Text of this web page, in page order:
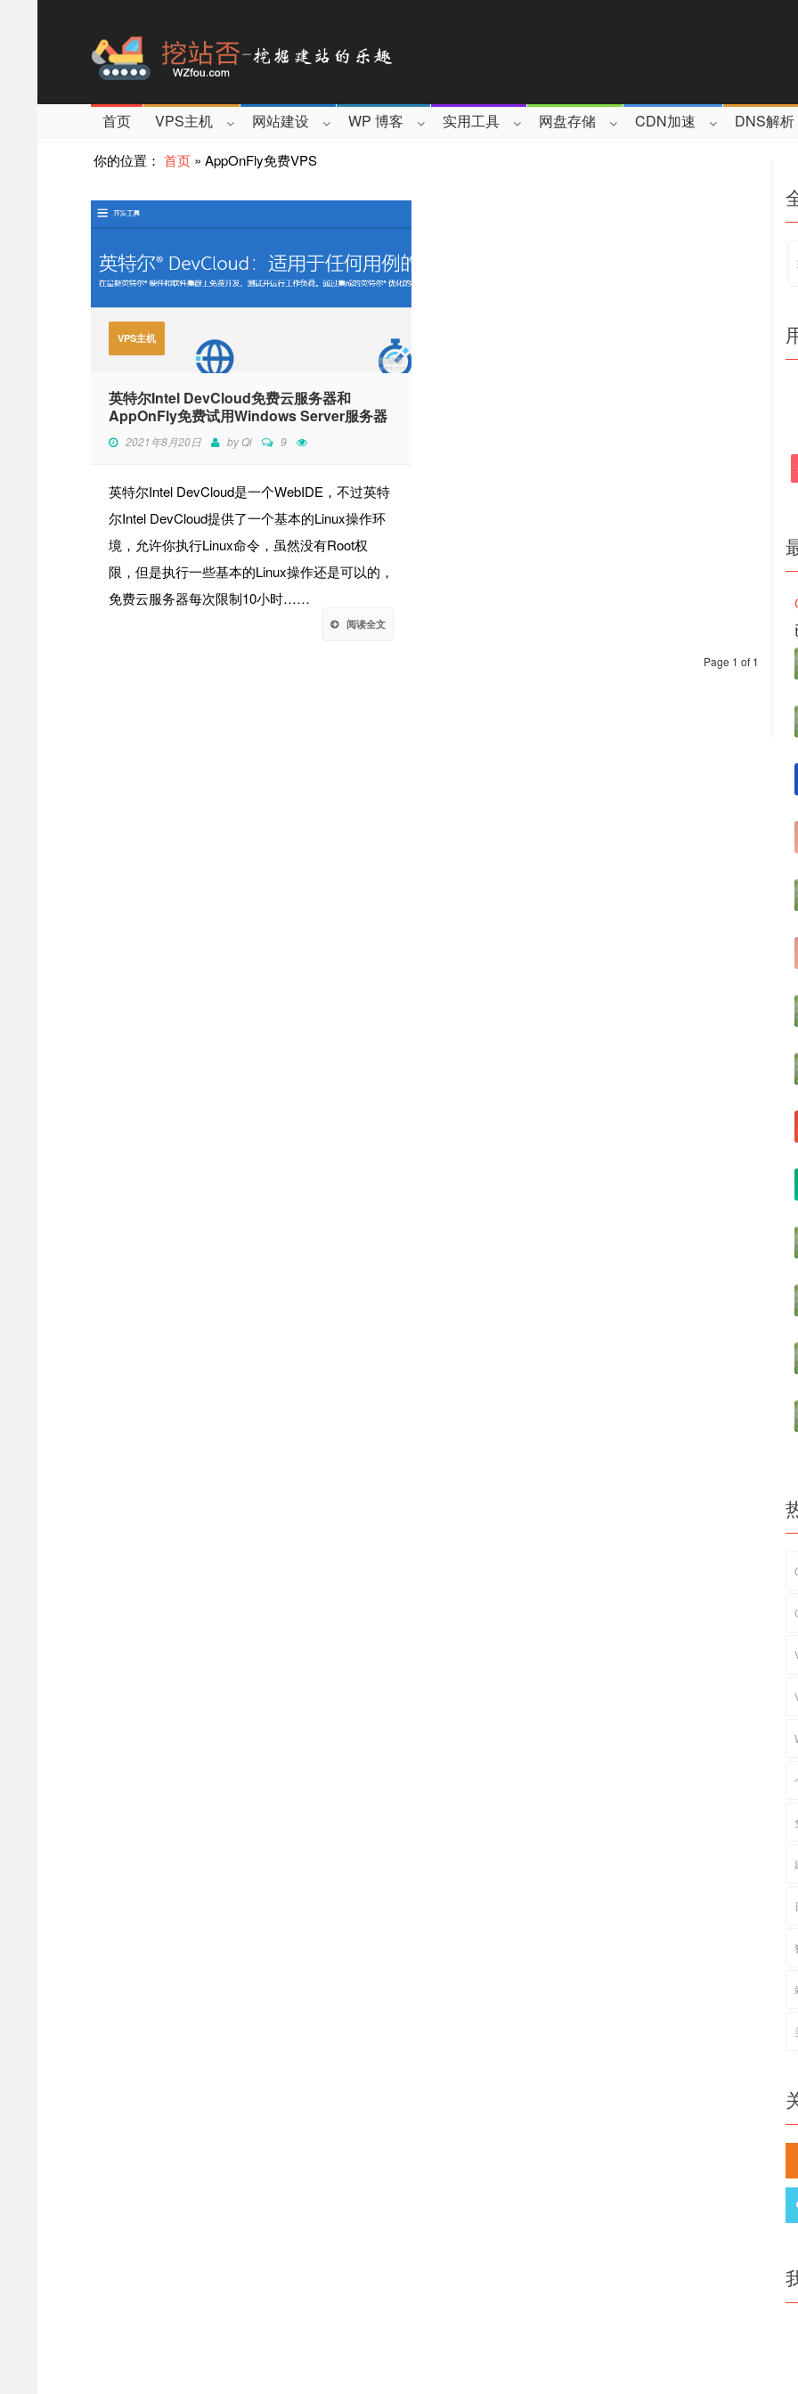
首页 VPS主机 网站建设 WP 博客 实用工具 网盘存储 CDN加速 DNS解析
你的位置： 首页 » AppOnFly免费VPS
VPS主机
英特尔Intel DevCloud免费云服务器和
AppOnFly免费试用Windows Server服务器
2021年8月20日 byQi 9
英特尔Intel DevCloud是一个WebIDE，不过英特
尔Intel DevCloud提供了一个基本的Linux操作环
境，允许你执行Linux命令，虽然没有Root权
限，但是执行一些基本的Linux操作还是可以的，
免费云服务器每次限制10小时……
阅读全文
Page 1 of 1